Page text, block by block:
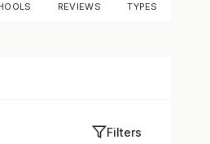
REVIEWS TYPES
Filters